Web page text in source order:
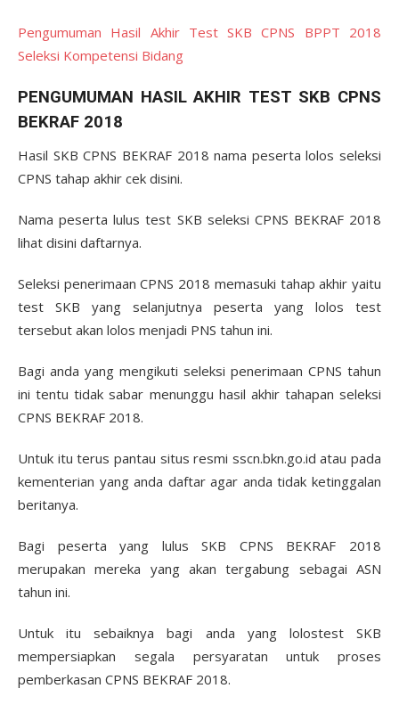
Pengumuman Hasil Akhir Test SKB CPNS BPPT 2018
Seleksi Kompetensi Bidang
PENGUMUMAN HASIL AKHIR TEST SKB CPNS
BEKRAF 2018
Hasil SKB CPNS BEKRAF 2018 nama peserta lolos seleksi
CPNS tahap akhir cek disini.
Nama peserta lulus test SKB seleksi CPNS BEKRAF 2018
lihat disini daftarnya.
Seleksi penerimaan CPNS 2018 memasuki tahap akhir yaitu
test SKB yang selanjutnya peserta yang lolos test
tersebut akan lolos menjadi PNS tahun ini.
Bagi anda yang mengikuti seleksi penerimaan CPNS tahun
ini tentu tidak sabar menunggu hasil akhir tahapan seleksi
CPNS BEKRAF 2018.
Untuk itu terus pantau situs resmi sscn.bkn.go.id atau pada
kementerian yang anda daftar agar anda tidak ketinggalan
beritanya.
Bagi peserta yang lulus SKB CPNS BEKRAF 2018
merupakan mereka yang akan tergabung sebagai ASN
tahun ini.
Untuk itu sebaiknya bagi anda yang lolostest SKB
mempersiapkan segala persyaratan untuk proses
pemberkasan CPNS BEKRAF 2018.